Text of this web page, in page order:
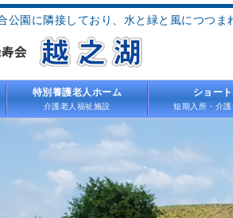
公園に隣接しており、水と緑と風につつ
特別養護老人ホーム
介護老人福祉施設
ショー
短期入所・介